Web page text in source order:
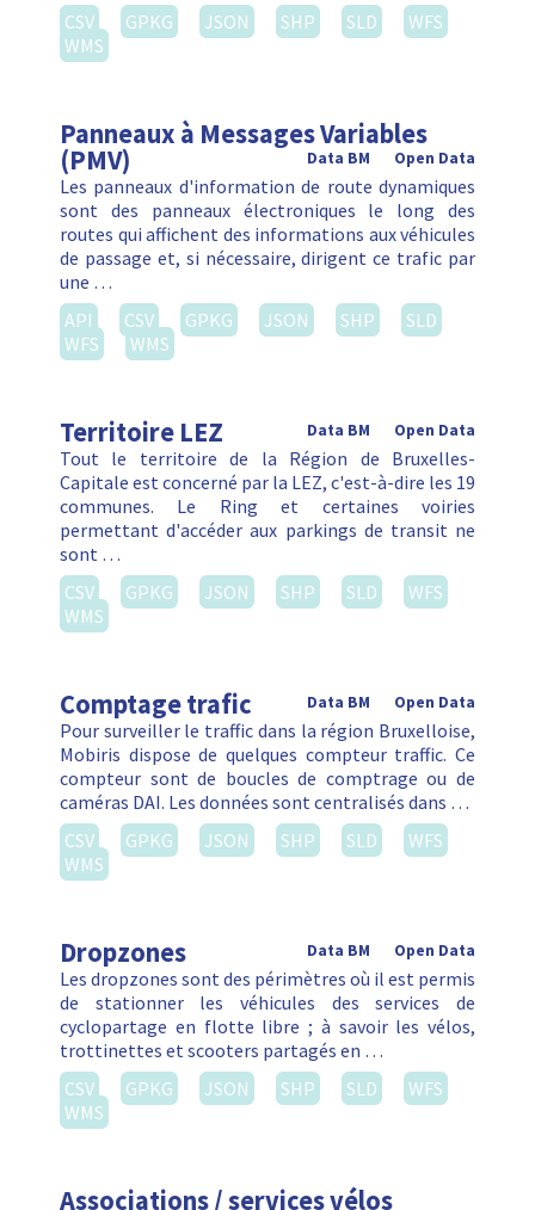
CSV
GPKG JSON SHP SLD
WFS
WMS
Panneaux à Messages Variables
(PMV) Open Data
Data BM
Les panneaux d'information de route dynamiques
sont des panneaux électroniques le long des
routes qui affichent des informations aux véhicules
de passage et, si nécessaire, dirigent ce trafic par
une …
API
CSV GPKG JSON SHP
SLD
WFS
WMS
Territoire LEZ Open Data
Data BM
Tout le territoire de la Région de Bruxelles-
Capitale est concerné par la LEZ, c'est-à-dire les 19
communes. Le Ring et certaines voiries
permettant d'accéder aux parkings de transit ne
sont …
CSV
GPKG JSON SHP SLD
WFS
WMS
Comptage trafic Open Data
Data BM
Pour surveiller le traffic dans la région Bruxelloise,
Mobiris dispose de quelques compteur traffic. Ce
compteur sont de boucles de comptrage ou de
caméras DAI. Les données sont centralisés dans …
CSV
GPKG JSON SHP SLD
WFS
WMS
Dropzones Open Data
Data BM
Les dropzones sont des périmètres où il est permis
de stationner les véhicules des services de
cyclopartage en flotte libre ; à savoir les vélos,
trottinettes et scooters partagés en …
CSV
GPKG JSON SHP SLD
WFS
WMS
Associations / services vélos